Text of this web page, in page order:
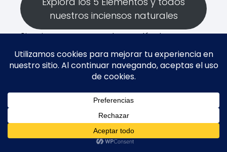
nuestros inciensos naturales
Si quieres conocer otros artículos
parecidos aIncienso para meditación:
cuál elegir según tu práctica y qué
puedes visitar la categoría
incienso.
0